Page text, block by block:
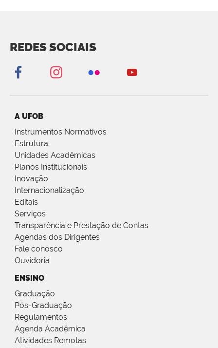
REDES SOCIAIS
A UFOB
Instrumentos Normativos
Estrutura
Unidades Acadêmicas
Planos Institucionais
Inovação
Internacionalização
Editais
Serviços
Transparência e Prestação de Contas
Agendas dos Dirigentes
Fale conosco
Ouvidoria
ENSINO
Graduação
Pós-Graduação
Regulamentos
Agenda Acadêmica
Atividades Remotas